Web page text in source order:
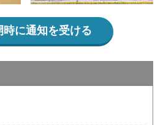
時に通知を受ける